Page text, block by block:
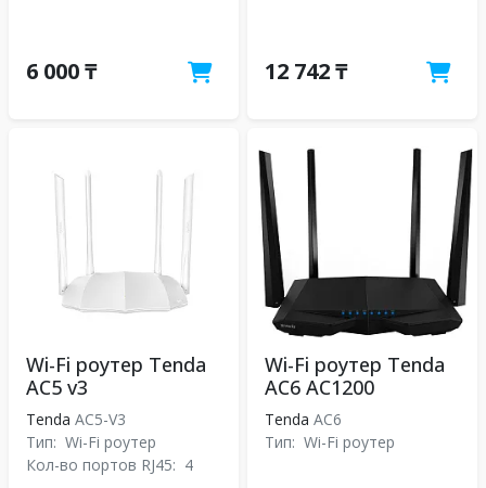
6 000 ₸ 12 742 ₸
Wi-Fi роутер Tenda
AC5 v3
Tenda AC5-V3
Тип: Wi-Fi роутер
Кол-во портов RJ45: 4
Wi-Fi роутер Tenda
AC6 AC1200
Tenda АС6
Тип: Wi-Fi роутер